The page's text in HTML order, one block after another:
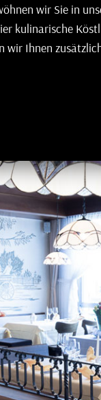
wir Sie in
kulinarische
wir Ihnen